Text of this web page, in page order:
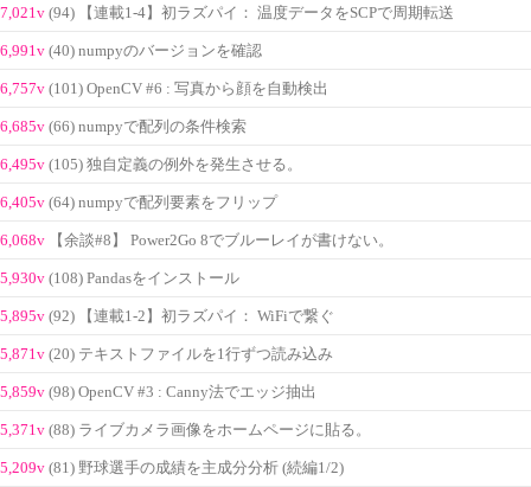
7,021v (94) 【連載1-4】初ラズパイ： 温度データをSCPで周期転送
6,991v (40) numpyのバージョンを確認
6,757v (101) OpenCV #6 : 写真から顔を自動検出
6,685v (66) numpyで配列の条件検索
6,495v (105) 独自定義の例外を発生させる。
6,405v (64) numpyで配列要素をフリップ
6,068v 【余談#8】 Power2Go 8でブルーレイが書けない。
5,930v (108) Pandasをインストール
5,895v (92) 【連載1-2】初ラズパイ： WiFiで繋ぐ
5,871v (20) テキストファイルを1行ずつ読み込み
5,859v (98) OpenCV #3 : Canny法でエッジ抽出
5,371v (88) ライブカメラ画像をホームページに貼る。
5,209v (81) 野球選手の成績を主成分分析 (続編1/2)